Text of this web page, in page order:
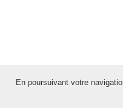
En poursuivant votre